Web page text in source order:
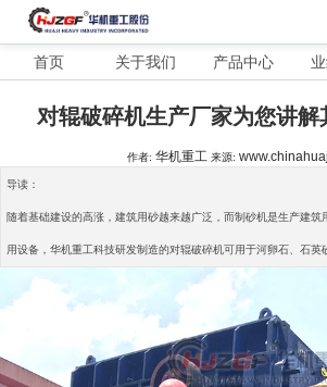
首页 关于我们 产品中心
对辊破碎机生产厂家为您讲解
作者: 华机重工 来源:
导读：
随着基础建设的高涨，建筑用砂越来越广泛，而制砂机是生产建
用设备，华机重工科技研发制造的对辊破碎机可用于河卵石、石英